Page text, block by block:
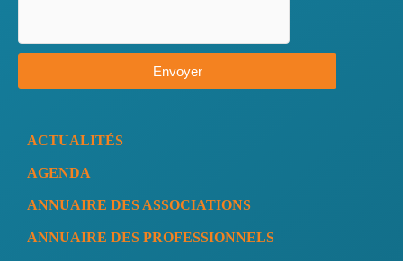
Envoyer
ACTUALITÉS
AGENDA
ANNUAIRE DES ASSOCIATIONS
ANNUAIRE DES PROFESSIONNELS